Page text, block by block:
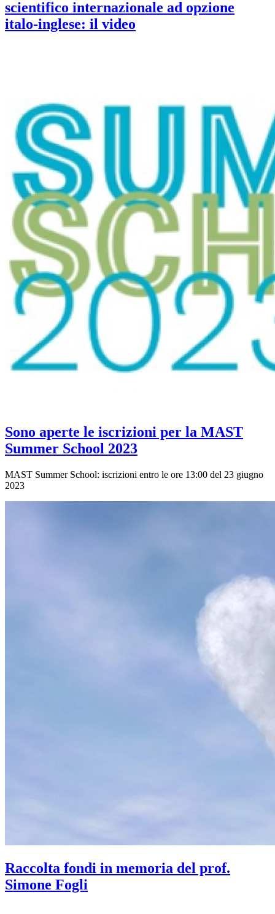
scientifico internazionale ad opzione
italo-inglese: il video
Sono aperte le iscrizioni per la MAST
Summer School 2023
MAST Summer School: iscrizioni entro le ore 13:00 del 23 giugno
2023
Raccolta fondi in memoria del prof.
Simone Fogli